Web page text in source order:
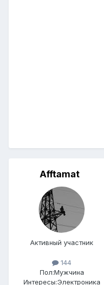
Afftamat
Активный участник
144
Пол:Мужчина
Интересы:Электроника